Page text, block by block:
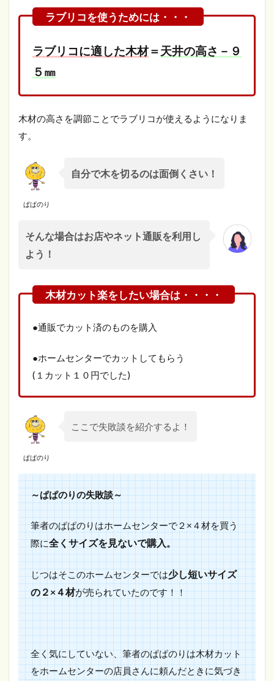
ラブリコに適した木材＝天井の高さ－９
５㎜
木材の高さを調節ことでラブリコが使えるようになりま
す。
ぱぱのり
自分で木を切るのは面倒くさい！
そんな場合はお店やネット通販を利用し
よう！
●通販でカット済のものを購入
●ホームセンターでカットしてもらう
(１カット１０円でした)
ぱぱのり
ここで失敗談を紹介するよ！
～ぱぱのりの失敗談～
筆者のぱぱのりはホームセンターで２×４材を買う
際に全くサイズを見ないで購入。
じつはそこのホームセンターでは少し短いサイズ
の２×４材が売られていたのです！！
全く気にしていない、筆者のぱぱのりは木材カット
をホームセンターの店員さんに頼んだときに気づき